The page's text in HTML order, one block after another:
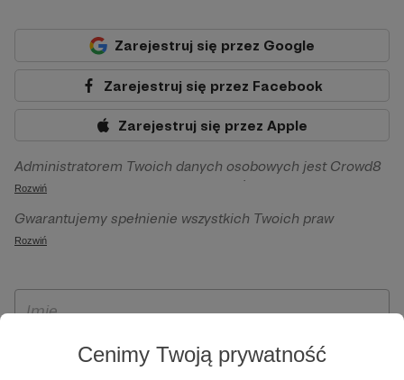
Cenimy Twoją prywatność
Zarejestruj się przez Google
Zarejestruj się przez Facebook
Zarejestruj się przez Apple
Administratorem Twoich danych osobowych jest Crowd8
sp. z o.o. z siedziba w Warszawie, ul. Żwirki i Wigury 16, 02-
092 Warszawa. Twoje dane osobowe będą przetwarzane w
szczególności w celu wykonania umowy zawartej z Tobą, w
Patronite.pl, w tym możliwości dokonywania oraz
otrzymywania wsparcia na naszej platformie oraz
Rozwiń
Gwarantujemy spełnienie wszystkich Twoich praw
wynikających z ogólnego rozporządzenia o ochronie
ich przenoszenia, niepodlegania zautomatyzowanemu
wyrażenia sprzeciwu wobec przetwarzania Twoich danych
osobowych. Rejestracja dla osób niepełnoletnich możliwa
Rozwiń